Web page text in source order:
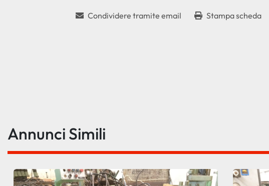
Condividere tramite email Stampa scheda
Annunci Simili